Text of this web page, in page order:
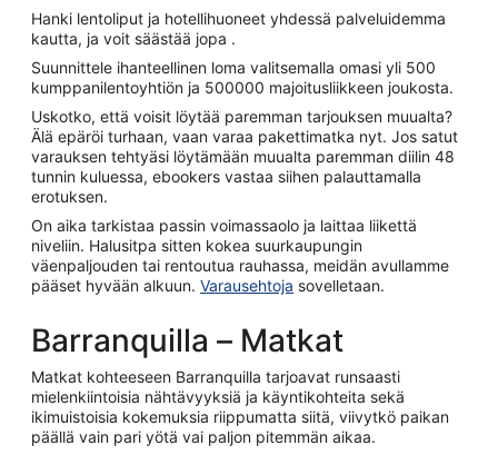
Hanki lentoliput ja hotellihuoneet yhdessä palveluidemma
kautta, ja voit säästää jopa .
Suunnittele ihanteellinen loma valitsemalla omasi yli 500
kumppanilentoyhtiön ja 500000 majoitusliikkeen joukosta.
Uskotko, että voisit löytää paremman tarjouksen muualta?
Älä epäröi turhaan, vaan varaa pakettimatka nyt. Jos satut
varauksen tehtyäsi löytämään muualta paremman diilin 48
tunnin kuluessa, ebookers vastaa siihen palauttamalla
erotuksen.
On aika tarkistaa passin voimassaolo ja laittaa liikettä
niveliin. Halusitpa sitten kokea suurkaupungin
väenpaljouden tai rentoutua rauhassa, meidän avullamme
pääset hyvään alkuun. Varausehtoja sovelletaan.
Barranquilla – Matkat
Matkat kohteeseen Barranquilla tarjoavat runsaasti
mielenkiintoisia nähtävyyksiä ja käyntikohteita sekä
ikimuistoisia kokemuksia riippumatta siitä, viivytkö paikan
päällä vain pari yötä vai paljon pitemmän aikaa.